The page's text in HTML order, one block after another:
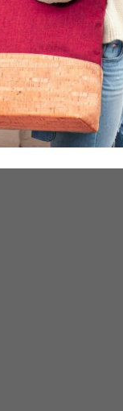
LEHKÝ
Korek je neuvěřitelně
odolný